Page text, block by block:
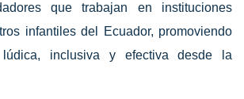
que trabajan en instituciones
infantiles del Ecuador, promoviendo
lúdica, inclusiva y efectiva desde la